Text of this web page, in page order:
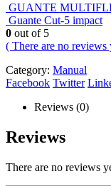
GUANTE
Guante Cut-5 impact
0 out of 5
( There are no reviews
Category: Manual
Facebook Twitter
Reviews (0)
Reviews
There are no reviews